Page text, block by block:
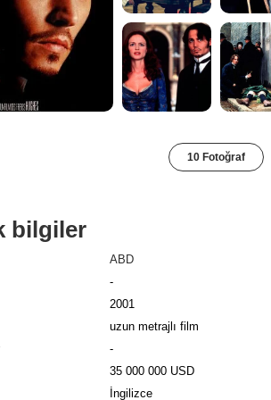
10 Fotoğraf
bilgiler
ABD
-
2001
uzun metrajlı film
-
35 000 000 USD
İngilizce